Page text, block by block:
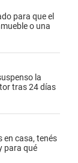
para que el
o una
la
tras 24 días
en casa, tenés
para qué